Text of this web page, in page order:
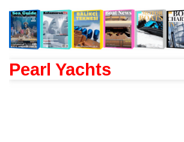
Pearl Yachts